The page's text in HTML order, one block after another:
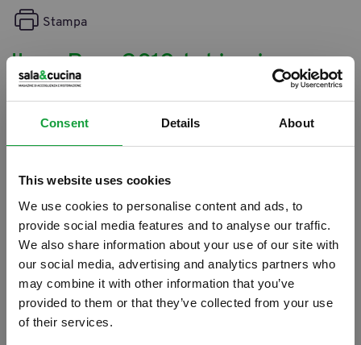
Consent Details About
This website uses cookies
We use cookies to personalise content and ads, to
provide social media features and to analyse our traffic.
We also share information about your use of our site with
our social media, advertising and analytics partners who
may combine it with other information that you’ve
provided to them or that they’ve collected from your use
of their services.
ILoveBeer 2013: la birra in
cucina? Idea vincente
Stampa
11/06/2013